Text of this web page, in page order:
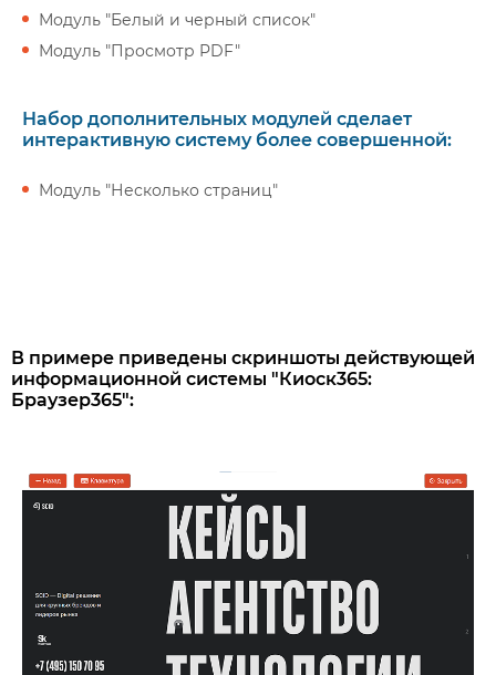
Модуль "Белый и черный список"
Модуль "Просмотр PDF"
Набор дополнительных модулей сделает
интерактивную систему более совершенной:
Модуль "Несколько страниц"
В примере приведены скриншоты действующей
информационной системы "Киоск365:
Браузер365":